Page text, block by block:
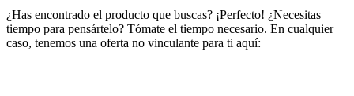
¿Has encontrado el producto que buscas? ¡Perfecto! ¿Necesitas
tiempo para pensártelo? Tómate el tiempo necesario. En cualquier
caso, tenemos una oferta no vinculante para ti aquí: